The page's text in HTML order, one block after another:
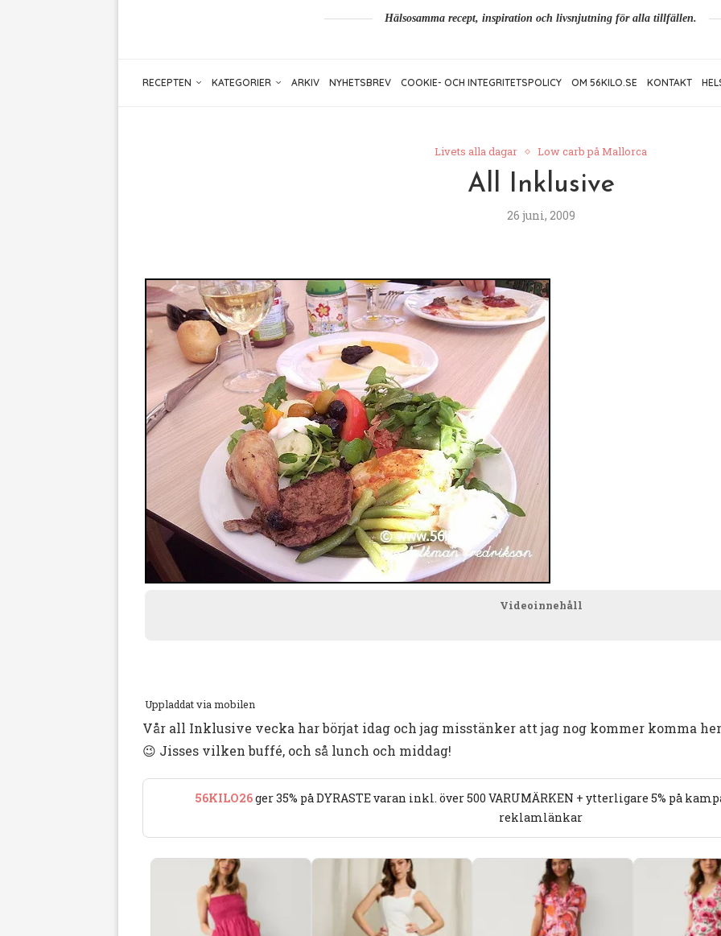
Hälsosamma recept, inspiration och livsnjutning för alla tillfällen.
RECEPTEN KATEGORIER ARKIV NYHETSBREV COOKIE- OCH INTEGRITETSPOLICY OM 56KILO.SE KONTAKT
Livets alla dagar Low carb på Mallorca
All Inklusive
26 juni, 2009
Videoinnehåll
Uppladdat via mobilen
Vår all Inklusive vecka har börjat idag och jag misstänker att jag nog kommer komma
😉 Jisses vilken buffé, och så lunch och middag!
56KILO26ger 35% på DYRASTE varan inkl. över 500 VARUMÄRKEN + ytterligare 5% på
reklamlänkar